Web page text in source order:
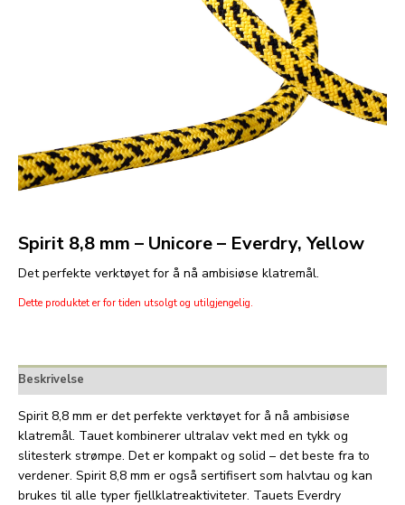
Spirit 8,8 mm – Unicore – Everdry, Yellow
Det perfekte verktøyet for å nå ambisiøse klatremål.
Dette produktet er for tiden utsolgt og utilgjengelig.
Beskrivelse
Spirit 8,8 mm er det perfekte verktøyet for å nå ambisiøse
klatremål. Tauet kombinerer ultralav vekt med en tykk og
slitesterk strømpe. Det er kompakt og solid – det beste fra to
verdener. Spirit 8,8 mm er også sertifisert som halvtau og kan
brukes til alle typer fjellklatreaktiviteter. Tauets Everdry